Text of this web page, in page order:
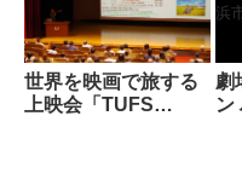
世界を映画で旅する
上映会「TUFS…
劇
ン